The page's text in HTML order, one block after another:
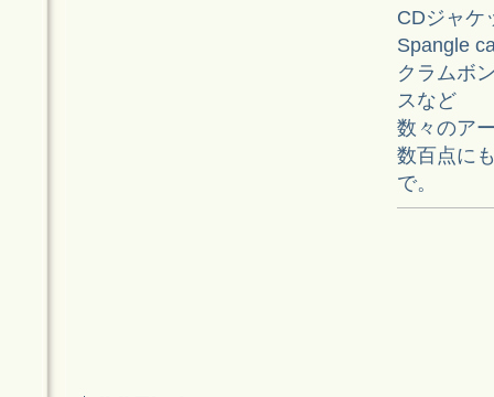
CDジャケ
Spangle
クラムボ
スなど
数々のア
数百点に
で。